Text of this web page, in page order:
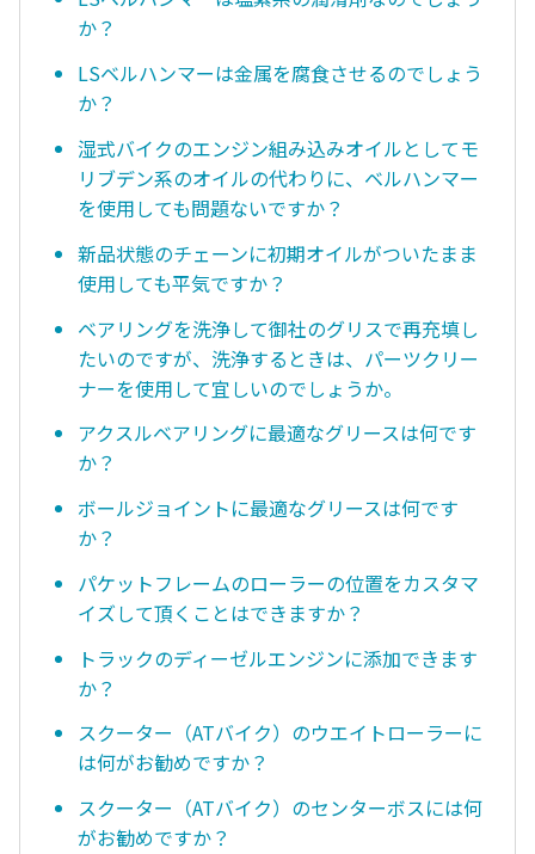
か？
LSベルハンマーは金属を腐食させるのでしょう
か？
湿式バイクのエンジン組み込みオイルとしてモ
リブデン系のオイルの代わりに、ベルハンマー
を使用しても問題ないですか？
新品状態のチェーンに初期オイルがついたまま
使用しても平気ですか？
ベアリングを洗浄して御社のグリスで再充填し
たいのですが、洗浄するときは、パーツクリー
ナーを使用して宜しいのでしょうか。
アクスルベアリングに最適なグリースは何です
か？
ボールジョイントに最適なグリースは何です
か？
パケットフレームのローラーの位置をカスタマ
イズして頂くことはできますか？
トラックのディーゼルエンジンに添加できます
か？
スクーター（ATバイク）のウエイトローラーに
は何がお勧めですか？
スクーター（ATバイク）のセンターボスには何
がお勧めですか？